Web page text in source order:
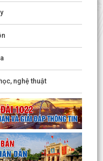
nghệ thuật
chức niêm yết và gửi
để thực hiện Dự án tuyến
Mạn Trà được hỗ trợ
Ủy ban MTTQ Việt